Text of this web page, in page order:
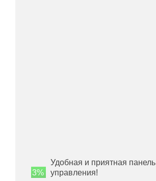
3%
Удобная и приятная панель
управления!